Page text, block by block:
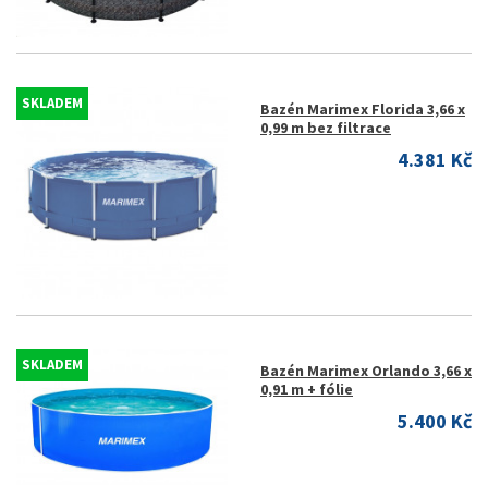
SKLADEM
Bazén Marimex Florida 3,66 x
0,99 m bez filtrace
4.381 Kč
SKLADEM
Bazén Marimex Orlando 3,66 x
0,91 m + fólie
5.400 Kč